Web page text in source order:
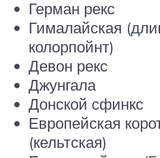
Герман рекс
Гималайская
колорпойнт)
Девон рекс
Джунгала
Донской сфинкс
Европейская
(кельтская)